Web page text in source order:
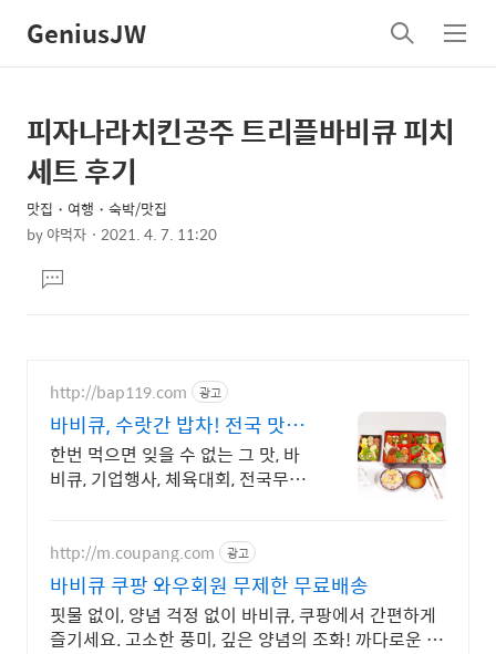
GeniusJW
검
색
메
뉴
상
세
컨
텐
본
문
제
목
피자나라치킨공주 트리플바비큐 피치
세트 후기
맛집・여행・숙박/맛집
by야먹자 2021. 4. 7. 11:20
문댓
글
http://bap119.com 광고
바비큐, 수랏간 밥차! 전국 맛있
고 정성 가득한밥차
한번 먹으면 잊을 수 없는 그 맛, 바
비큐, 기업행사, 체육대회, 전국무료
http://m.coupang.com 광고
바비큐 쿠팡 와우회원 무제한 무료배송
핏물 없이, 양념 걱정 없이 바비큐, 쿠팡에서 간편하게
즐기세요. 고소한 풍미, 깊은 양념의 조화! 까다로운 미